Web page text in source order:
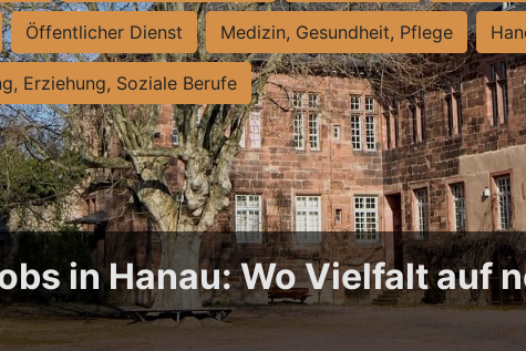
Öffentlicher Dienst Medizin, Gesundheit, Pflege
Erziehung, Soziale Berufe
in Hanau: Wo Vielfalt auf